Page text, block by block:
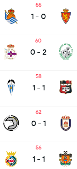
55
0
-
1
60
2
-
0
58
1
-
1
62
1
-
0
56
1
-
1